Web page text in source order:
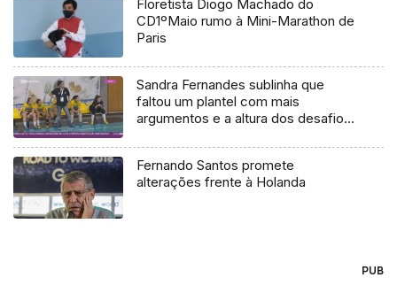
Floretista Diogo Machado do
CD1ºMaio rumo à Mini-Marathon de
Paris
Sandra Fernandes sublinha que
faltou um plantel com mais
argumentos e a altura dos desafios
Fernando Santos promete
alterações frente à Holanda
PUB